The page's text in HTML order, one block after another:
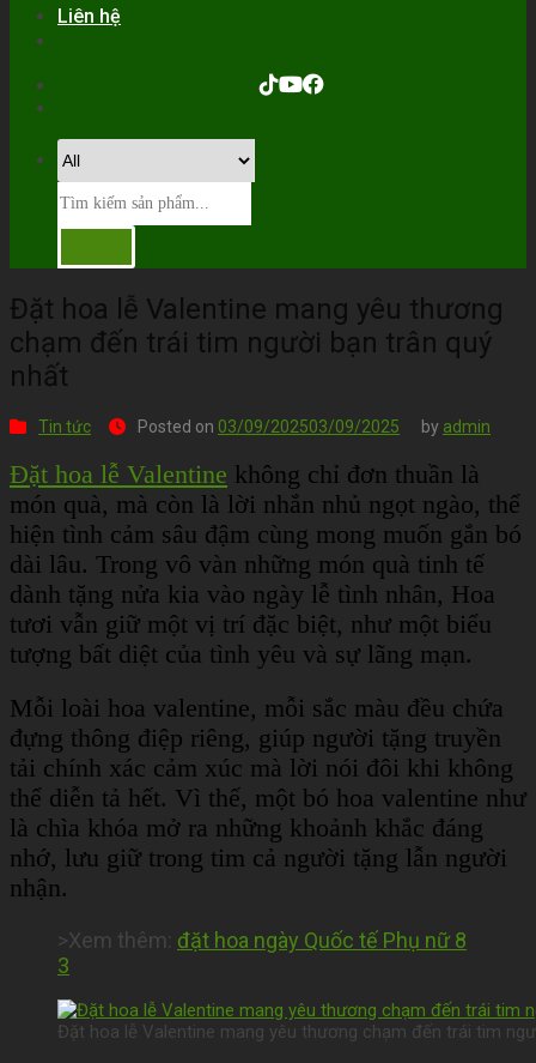
Liên hệ
Đặt hoa lễ Valentine mang yêu thương
chạm đến trái tim người bạn trân quý
nhất
Tin tức Posted on 03/09/202503/09/2025 by admin
Đặt hoa lễ Valentine không chỉ đơn thuần là
món quà, mà còn là lời nhắn nhủ ngọt ngào, thể
hiện tình cảm sâu đậm cùng mong muốn gắn bó
dài lâu. Trong vô vàn những món quà tinh tế
dành tặng nửa kia vào ngày lễ tình nhân, Hoa
tươi vẫn giữ một vị trí đặc biệt, như một biểu
tượng bất diệt của tình yêu và sự lãng mạn.
Mỗi loài hoa valentine, mỗi sắc màu đều chứa
đựng thông điệp riêng, giúp người tặng truyền
tải chính xác cảm xúc mà lời nói đôi khi không
thể diễn tả hết. Vì thế, một bó hoa valentine như
là chìa khóa mở ra những khoảnh khắc đáng
nhớ, lưu giữ trong tim cả người tặng lẫn người
nhận.
>Xem thêm: đặt hoa ngày Quốc tế Phụ nữ 8
3
Đặt hoa lễ Valentine mang yêu thương chạm đến trái tim